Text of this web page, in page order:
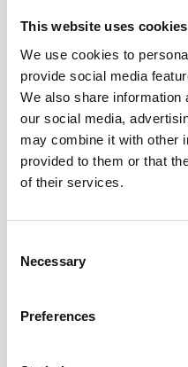
This website uses cookies
We use cookies to
provide social media
We also share information
our social media,
may combine it with other
provided to them or that
of their services.
Selection
Necessary
Preferences
Specialistläkare
–
kr/månberoende
erfarenhet.
Tandläkare–
000 kr/mån, men
tandläkare.
000 kr/mån